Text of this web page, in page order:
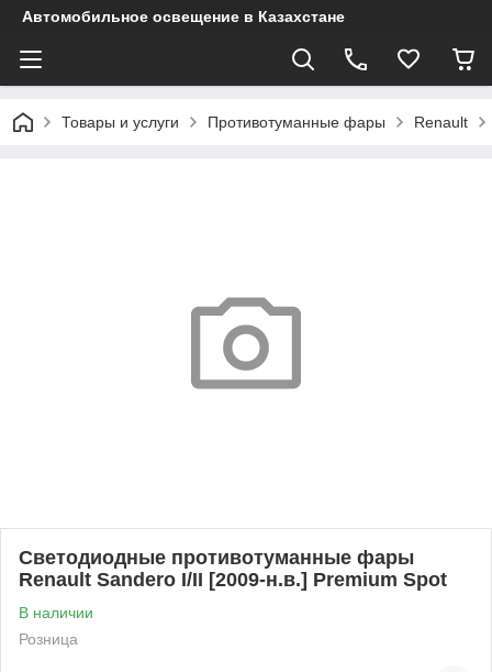
Автомобильное освещение в Казахстане
Товары и услуги Противотуманные фары Renault
Светодиодные противотуманные фары
Renault Sandero I/II [2009-н.в.] Premium Spot
В наличии
Розница